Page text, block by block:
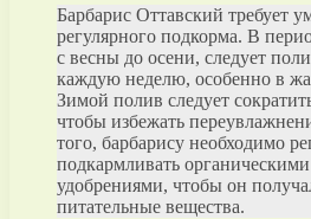
Барбарис Оттавский требует
регулярного подкорма. В
с весны до осени, следует
каждую неделю, особенно в
Зимой полив следует
чтобы избежать
того, барбарису необходимо
подкармливать
удобрениями, чтобы он
питательные вещества.